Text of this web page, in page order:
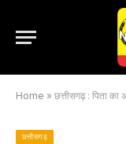
Home » छत्तीसगढ़ : पिता का अंतिम संस्कार कर लौटे
छत्तीसगढ़